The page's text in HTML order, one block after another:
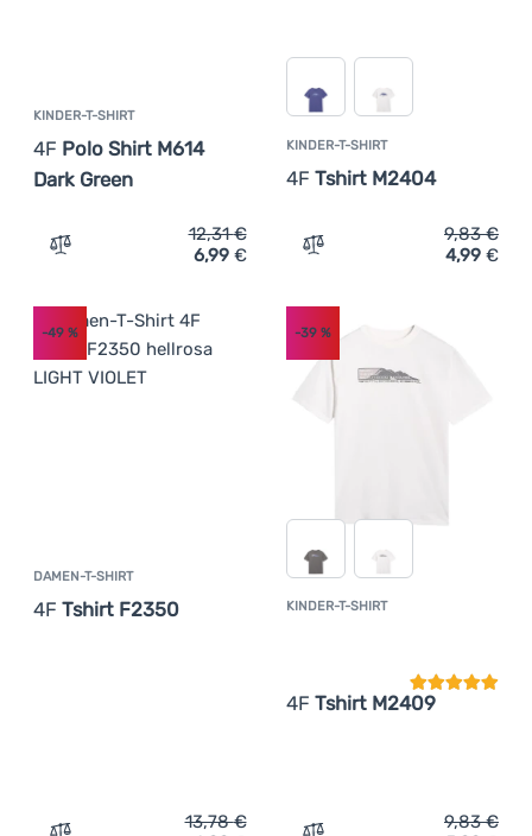
KINDER-T-SHIRT
4F Polo Shirt M614
Dark Green
Zum Vergleich 'Kinder-T-Shirt 4F Polo Shirt M614 Dark
12,31€
6,99 €
KINDER-T-SHIRT
4F Tshirt M2404
Zum Vergleich 'Kinder-T-
9,83€
4,99 €
DAMEN-T-SHIRT
4F Tshirt F2350
-49 %
13,78€
KINDER-T-SHIRT
4F Tshirt M2409
-39%
9,83€